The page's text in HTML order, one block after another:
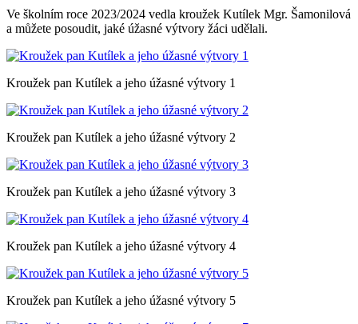
Ve školním roce 2023/2024 vedla kroužek Kutílek Mgr. Šamonilová
a můžete posoudit, jaké úžasné výtvory žáci udělali.
Kroužek pan Kutílek a jeho úžasné výtvory 1
Kroužek pan Kutílek a jeho úžasné výtvory 2
Kroužek pan Kutílek a jeho úžasné výtvory 3
Kroužek pan Kutílek a jeho úžasné výtvory 4
Kroužek pan Kutílek a jeho úžasné výtvory 5